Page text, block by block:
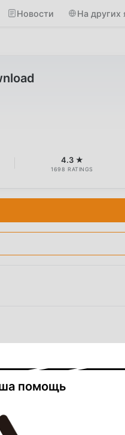
Новости На других
4.3 ★
1698 RATINGS
помощь